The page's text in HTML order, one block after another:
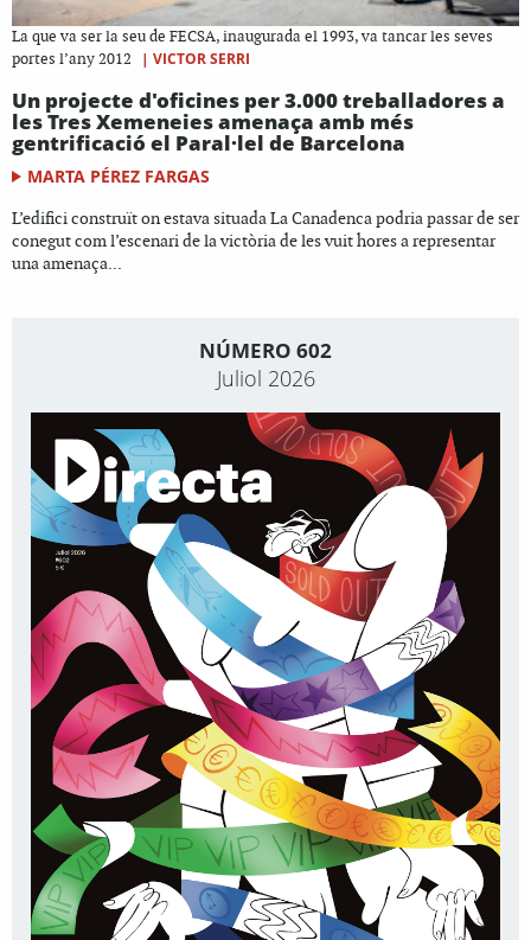
La que va ser la seu de FECSA, inaugurada el 1993, va tancar les seves
portes l’any 2012
| VICTOR SERRI
Un projecte d'oficines per 3.000 treballadores a
les Tres Xemeneies amenaça amb més
gentrificació el Paral·lel de Barcelona
MARTA PÉREZ FARGAS
L’edifici construït on estava situada La Canadenca podria passar de ser
conegut com l’escenari de la victòria de les vuit hores a representar
una amenaça...
NÚMERO 602
Juliol 2026